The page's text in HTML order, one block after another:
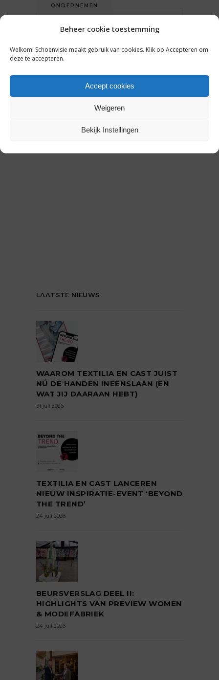
Beheer cookie toestemming
Welkom! Schoenvisie maakt gebruik van cookies. Klik op Accepteren om
deze te accepteren.
Accept cookies
Weigeren
Bekijk Instellingen
ONDERNEMEN
CPB: OVERHEID MOET SOMS
WINKELLEEGSTAND *
LAATSTE NIEUWS
WAAROM TEXTILIA EN CAST JUIST
NÚ DE HANDEN INEENSLAAN (EN
WAT JIJ DAARAAN HEBT)
31 juli 2026
TEXTILIA EN CAST LANCEREN
NIEUW INSPIRATIE-EVENT ‘BEYOND
THE TREND’
24 juli 2026
BEURSVERSLAG DEEL II:
HIGHLIGHTS VAN PREVIEW WOMEN
& MODEFABRIEK
24 juli 2026